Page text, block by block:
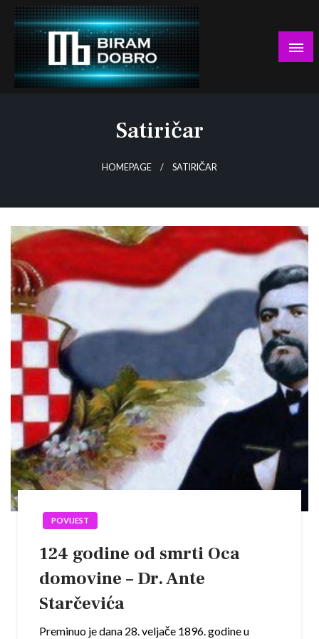
Skip
content
Satiričar
HOMEPAGE SATIRIČAR
POVIJEST
124 godine od smrti Oca
domovine – Dr. Ante
Starčevića
Preminuo je dana 28. veljače 1896. godine u